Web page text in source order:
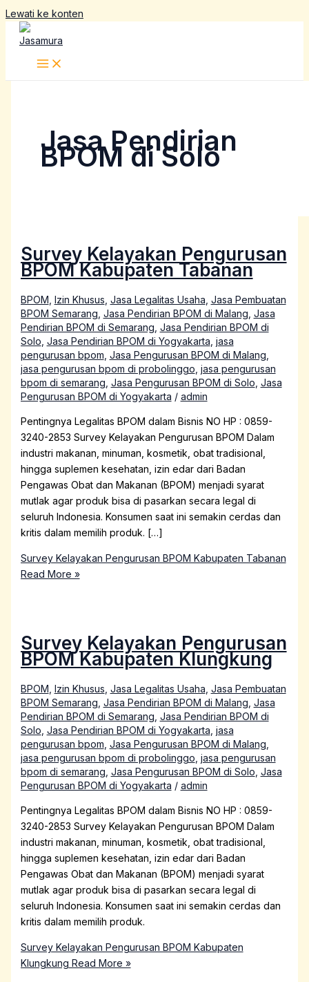
Lewati ke konten
Jasa Pendirian
BPOM di Solo
Survey Kelayakan Pengurusan
BPOM Kabupaten Tabanan
BPOM Izin Khusus Jasa Legalitas Usaha Jasa Pembuatan
BPOM Semarang Jasa Pendirian BPOM di Malang Jasa
Pendirian BPOM di Semarang Jasa Pendirian BPOM di
Solo Jasa Pendirian BPOM di Yogyakarta jasa
pengurusan bpom Jasa Pengurusan BPOM di Malang
jasa pengurusan bpom di probolinggo jasa pengurusan
bpom di semarang Jasa Pengurusan BPOM di Solo Jasa
Pengurusan BPOM di Yogyakarta / admin
Pentingnya Legalitas BPOM dalam Bisnis NO HP : 0859-
3240-2853 Survey Kelayakan Pengurusan BPOM Dalam
industri makanan, minuman, kosmetik, obat tradisional,
hingga suplemen kesehatan, izin edar dari Badan
Pengawas Obat dan Makanan (BPOM) menjadi syarat
mutlak agar produk bisa di pasarkan secara legal di
seluruh Indonesia. Konsumen saat ini semakin cerdas dan
kritis dalam memilih produk. […]
Survey Kelayakan Pengurusan BPOM Kabupaten Tabanan
Read More »
Survey Kelayakan Pengurusan
BPOM Kabupaten Klungkung
BPOM Izin Khusus Jasa Legalitas Usaha Jasa Pembuatan
BPOM Semarang Jasa Pendirian BPOM di Malang Jasa
Pendirian BPOM di Semarang Jasa Pendirian BPOM di
Solo Jasa Pendirian BPOM di Yogyakarta jasa
pengurusan bpom Jasa Pengurusan BPOM di Malang
jasa pengurusan bpom di probolinggo jasa pengurusan
bpom di semarang Jasa Pengurusan BPOM di Solo Jasa
Pengurusan BPOM di Yogyakarta / admin
Pentingnya Legalitas BPOM dalam Bisnis NO HP : 0859-
3240-2853 Survey Kelayakan Pengurusan BPOM Dalam
industri makanan, minuman, kosmetik, obat tradisional,
hingga suplemen kesehatan, izin edar dari Badan
Pengawas Obat dan Makanan (BPOM) menjadi syarat
mutlak agar produk bisa di pasarkan secara legal di
seluruh Indonesia. Konsumen saat ini semakin cerdas dan
kritis dalam memilih produk.
Survey Kelayakan Pengurusan BPOM Kabupaten
Klungkung Read More »